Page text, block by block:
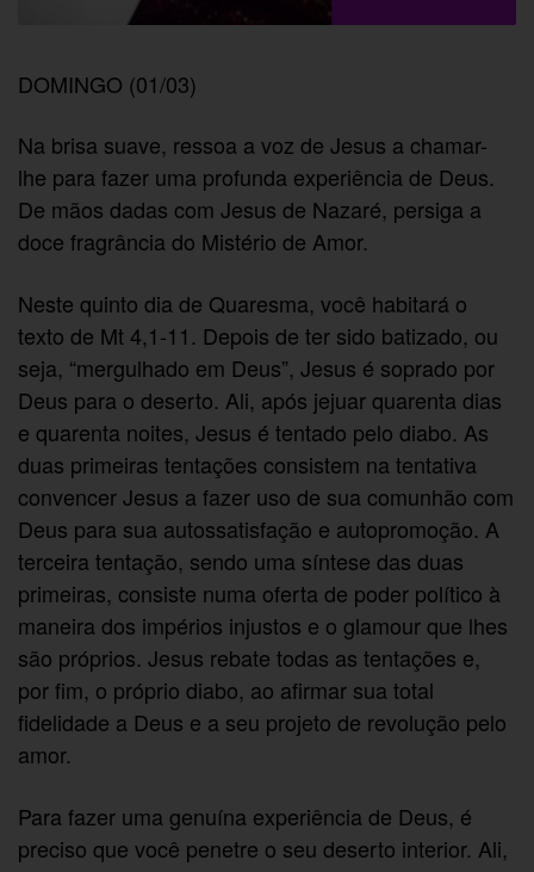
DOMINGO (01/03)
Na brisa suave, ressoa a voz de Jesus a chamar-
lhe para fazer uma profunda experiência de Deus.
De mãos dadas com Jesus de Nazaré, persiga a
doce fragrância do Mistério de Amor.
Neste quinto dia de Quaresma, você habitará o
texto de Mt 4,1-11. Depois de ter sido batizado, ou
seja, “mergulhado em Deus”, Jesus é soprado por
Deus para o deserto. Ali, após jejuar quarenta dias
e quarenta noites, Jesus é tentado pelo diabo. As
duas primeiras tentações consistem na tentativa
convencer Jesus a fazer uso de sua comunhão com
Deus para sua autossatisfação e autopromoção. A
terceira tentação, sendo uma síntese das duas
primeiras, consiste numa oferta de poder político à
maneira dos impérios injustos e o glamour que lhes
são próprios. Jesus rebate todas as tentações e,
por fim, o próprio diabo, ao afirmar sua total
fidelidade a Deus e a seu projeto de revolução pelo
amor.
Para fazer uma genuína experiência de Deus, é
preciso que você penetre o seu deserto interior. Ali,